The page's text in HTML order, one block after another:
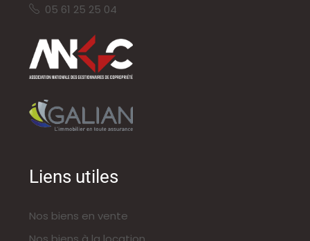
05 61 25 25 04
Liens utiles
Nos biens en vente